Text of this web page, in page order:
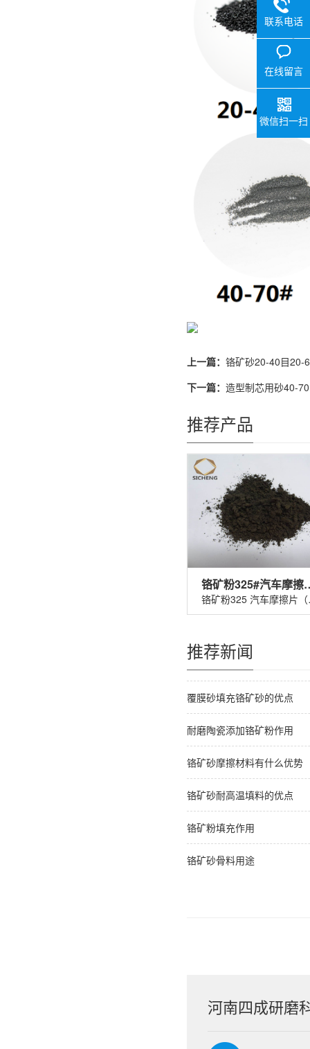
上一篇： 铬矿砂20-40目20-
下一篇： 造型制芯用砂40-
推荐产品
铬矿粉
铬矿
推荐新闻
覆膜砂填充铬矿砂的优点
耐磨陶瓷添加铬矿粉作用
铬矿砂摩擦材料有什么优势
铬矿砂耐高温填料的优点
铬矿粉填充作用
铬矿砂骨料用途
河南四成研磨
联系电话
在线留言
微信扫一扫